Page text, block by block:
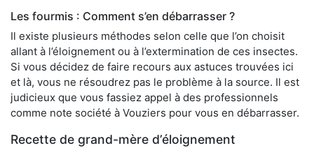
Les fourmis : Comment s’en débarrasser ?
Il existe plusieurs méthodes selon celle que l’on choisit
allant à l’éloignement ou à l’extermination de ces insectes.
Si vous décidez de faire recours aux astuces trouvées ici
et là, vous ne résoudrez pas le problème à la source. Il est
judicieux que vous fassiez appel à des professionnels
comme note société à Vouziers pour vous en débarrasser.
Recette de grand-mère d’éloignement